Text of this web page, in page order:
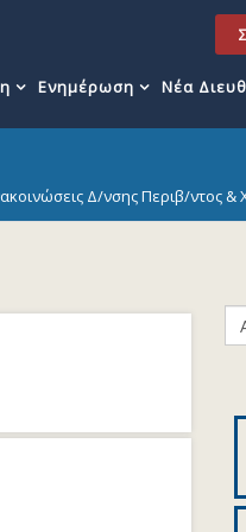
Ενημέρωση Νέα
Δ/νσης Περιβ/ντος